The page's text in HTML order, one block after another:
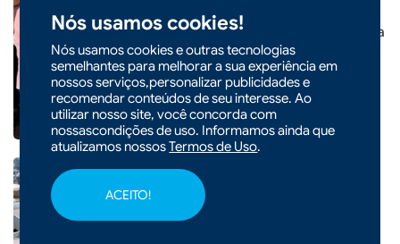
Nós usamos cookies!
Nós usamos cookies e outras tecnologias
semelhantes para melhorar a sua experiência em
nossos serviços,personalizar publicidades e
recomendar conteúdos de seu interesse. Ao
utilizar nosso site, você concorda com
nossascondições de uso. Informamos ainda que
atualizamos nossosTermos de Uso.
ACEITO!
Xaxim realiza XIII Encontro de
Corais e reúne grupos de toda
a região Oeste